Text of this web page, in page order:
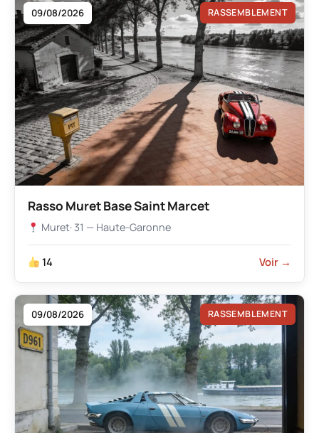
09/08/2026 RASSEMBLEMENT
Rasso Muret Base Saint Marcet
Muret· 31 — Haute-Garonne
14 Voir →
09/08/2026 RASSEMBLEMENT